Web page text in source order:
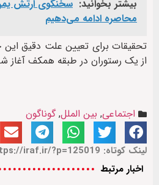
بیشتر بخوانید: سخنگوی ارتش
محاصره ادامه می‌دهیم
تحقیقات برای تعیین علت دقیق این
از یک رستوران در طبقه همکف آغاز
اجتماعی, بین الملل,گوناگون
لینک کوتاه: https://iraf.ir/?p=125019
اخبار مرتبط